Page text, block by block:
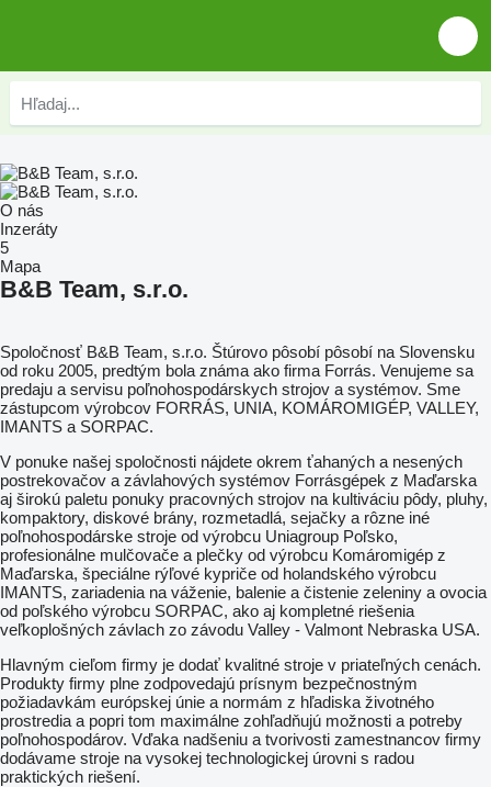
O nás
Inzeráty
5
Mapa
B&B Team, s.r.o.
Spoločnosť B&B Team, s.r.o. Štúrovo pôsobí pôsobí na Slovensku
od roku 2005, predtým bola známa ako firma Forrás. Venujeme sa
predaju a servisu poľnohospodárskych strojov a systémov. Sme
zástupcom výrobcov FORRÁS, UNIA, KOMÁROMIGÉP, VALLEY,
IMANTS a SORPAC.
V ponuke našej spoločnosti nájdete okrem ťahaných a nesených
postrekovačov a závlahových systémov Forrásgépek z Maďarska
aj širokú paletu ponuky pracovných strojov na kultiváciu pôdy, pluhy,
kompaktory, diskové brány, rozmetadlá, sejačky a rôzne iné
poľnohospodárske stroje od výrobcu Uniagroup Poľsko,
profesionálne mulčovače a plečky od výrobcu Komáromigép z
Maďarska, špeciálne rýľové kypriče od holandského výrobcu
IMANTS, zariadenia na váženie, balenie a čistenie zeleniny a ovocia
od poľského výrobcu SORPAC, ako aj kompletné riešenia
veľkoplošných závlach zo závodu Valley - Valmont Nebraska USA.
Hlavným cieľom firmy je dodať kvalitné stroje v priateľných cenách.
Produkty firmy plne zodpovedajú prísnym bezpečnostným
požiadavkám európskej únie a normám z hľadiska životného
prostredia a popri tom maximálne zohľadňujú možnosti a potreby
poľnohospodárov. Vďaka nadšeniu a tvorivosti zamestnancov firmy
dodávame stroje na vysokej technologickej úrovni s radou
praktických riešení.